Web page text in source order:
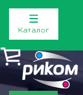
Каталог